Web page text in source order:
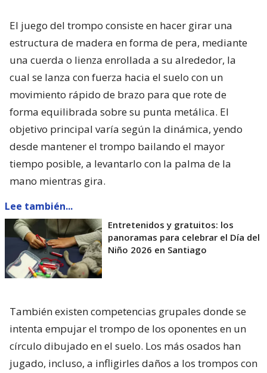
El juego del trompo consiste en hacer girar una
estructura de madera en forma de pera, mediante
una cuerda o lienza enrollada a su alrededor, la
cual se lanza con fuerza hacia el suelo con un
movimiento rápido de brazo para que rote de
forma equilibrada sobre su punta metálica. El
objetivo principal varía según la dinámica, yendo
desde mantener el trompo bailando el mayor
tiempo posible, a levantarlo con la palma de la
mano mientras gira.
Lee también...
Entretenidos y gratuitos: los
panoramas para celebrar el Día del
Niño 2026 en Santiago
También existen competencias grupales donde se
intenta empujar el trompo de los oponentes en un
círculo dibujado en el suelo. Los más osados han
jugado, incluso, a infligirles daños a los trompos con